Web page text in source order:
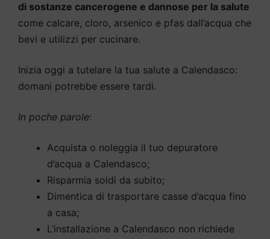
di sostanze cancerogene e dannose per la salute
come calcare, cloro, arsenico e pfas dall’acqua che
bevi e utilizzi per cucinare.
Inizia oggi a tutelare la tua salute a Calendasco:
domani potrebbe essere tardi.
In poche parole:
Acquista o noleggia il tuo depuratore
d’acqua a Calendasco;
Risparmia soldi da subito;
Dimentica di trasportare casse d’acqua fino
a casa;
L’installazione a Calendasco non richiede